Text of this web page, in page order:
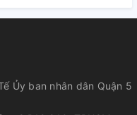
Ủy ban nhân dân Quận 5